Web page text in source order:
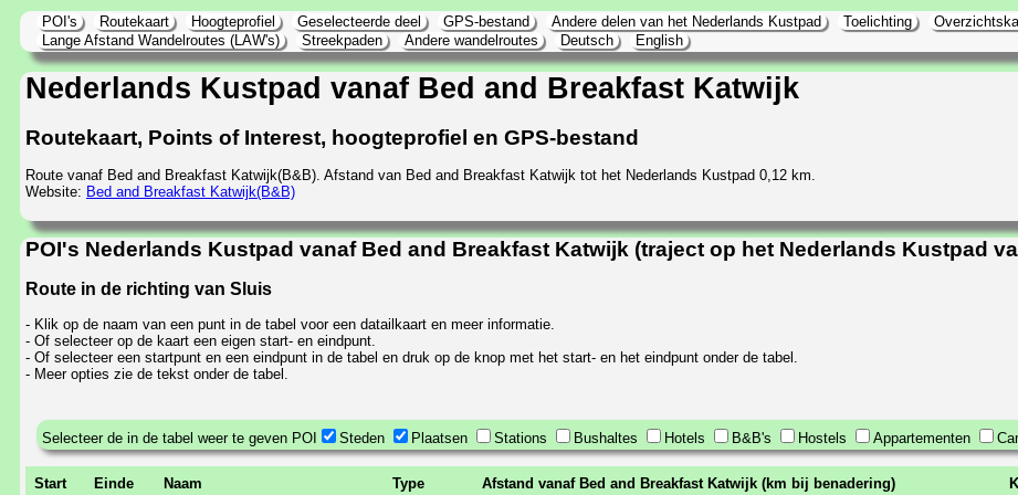
POI's Routekaart Hoogteprofiel Geselecteerde deel GPS-bestand Andere delen van het Nederlands Kustpad Toelichting
Lange Afstand Wandelroutes (LAW's)
Streekpaden Andere wandelroutes Deutsch English
Nederlands Kustpad vanaf Bed and Breakfast Katwijk
Routekaart, Points of Interest, hoogteprofiel en GPS-bestand
Route vanaf Bed and Breakfast Katwijk(B&B). Afstand van Bed and Breakfast Katwijk tot het Nederlands Kustpad 0,12 km.
Website: Bed and Breakfast Katwijk(B&B)
POI's Nederlands Kustpad vanaf Bed and Breakfast Katwijk (traject op het Nederlands Kustpad
Route in de richting van Sluis
- Klik op de naam van een punt in de tabel voor een datailkaart en meer informatie.
- Of selecteer op de kaart een eigen start- en eindpunt.
- Of selecteer een startpunt en een eindpunt in de tabel en druk op de knop met het start- en het eindpunt onder de tabel.
- Meer opties zie de tekst onder de tabel.
Selecteer de in de tabel weer te geven POI Steden Plaatsen Stations Bushaltes Hotels B&B's Hostels Appartementen
Start Einde Naam Type Afstand vanaf Bed and Breakfast Katwijk (km bij benadering)